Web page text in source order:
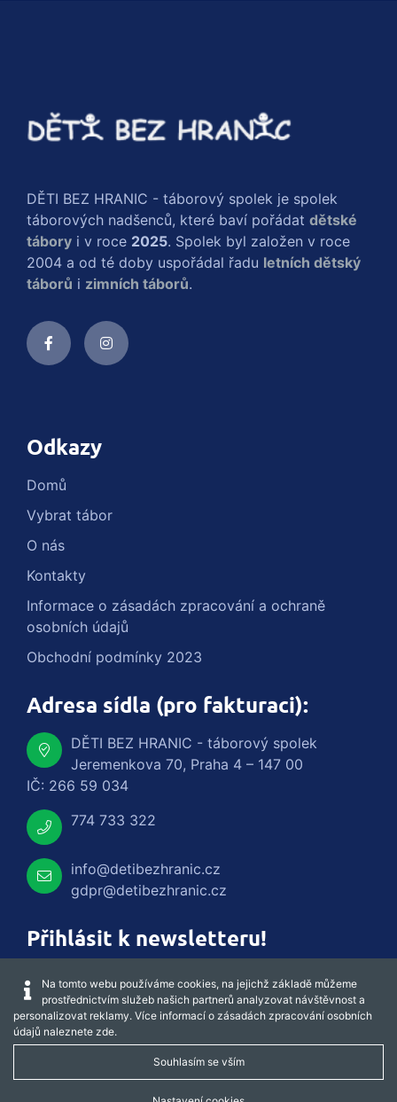
DĚTI BEZ HRANIC - táborový spolek je spolek
táborových nadšenců, které baví pořádat dětské
tábory i v roce 2025. Spolek byl založen v roce
2004 a od té doby uspořádal řadu letních dětský
táborů i zimních táborů.
Odkazy
Domů
Vybrat tábor
O nás
Kontakty
Informace o zásadách zpracování a ochraně
osobních údajů
Obchodní podmínky 2023
Adresa sídla (pro fakturaci):
DĚTI BEZ HRANIC - táborový spolek
Jeremenkova 70, Praha 4 – 147 00
IČ: 266 59 034
774 733 322
info@detibezhranic.cz
gdpr@detibezhranic.cz
Přihlásit k newsletteru!
Na tomto webu používáme cookies, na jejichž základě můžeme
prostřednictvím služeb našich partnerů analyzovat návštěvnost a
personalizovat reklamy. Více informací o zásadách zpracování osobních
údajů naleznete zde.
Souhlasím se vším